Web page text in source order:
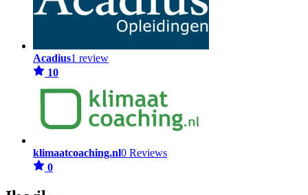
Acadius1 review
10
klimaatcoaching.nl0 Reviews
0